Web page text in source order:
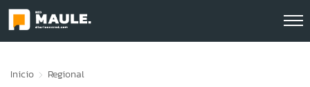
Inicio Regional